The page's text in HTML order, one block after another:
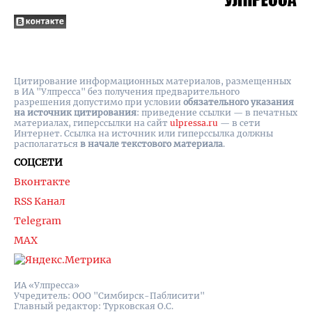
ИА «Улпресса»
Учредитель: ООО "Симбирск-Паблисити"
Главный редактор: Турковская О.С.
СОЦСЕТИ
Вконтакте
RSS Канал
Telegram
MAX
Цитирование информационных материалов, размещенных
в ИА "Улпресса" без получения предварительного
разрешения допустимо при условии обязательного указания
на источник цитирования: приведение ссылки — в печатных
материалах, гиперссылки на cайт ulpressa.ru — в сети
Интернет. Ссылка на источник или гиперссылка должны
располагаться в начале текстового материала.